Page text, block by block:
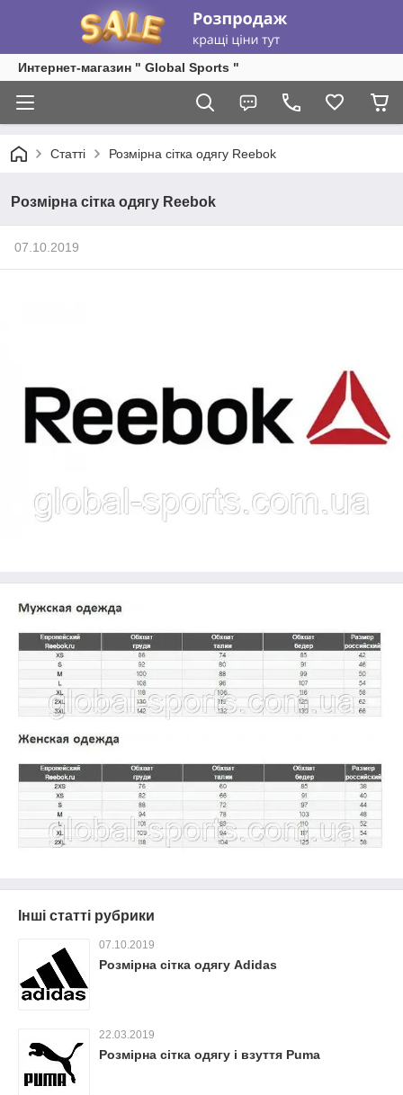
Интернет-магазин " Global Sports "
Статті Розмірна сітка одягу Reebok
Розмірна сітка одягу Reebok
07.10.2019
Інші статті рубрики
07.10.2019
Розмірна сітка одягу Adidas
22.03.2019
Розмірна сітка одягу і взуття Puma